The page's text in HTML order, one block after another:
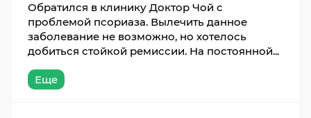
Обратился в клинику Доктор Чой с
проблемой псориаза. Вылечить данное
заболевание не возможно, но хотелось
добиться стойкой ремиссии. На постоянной...
Еще